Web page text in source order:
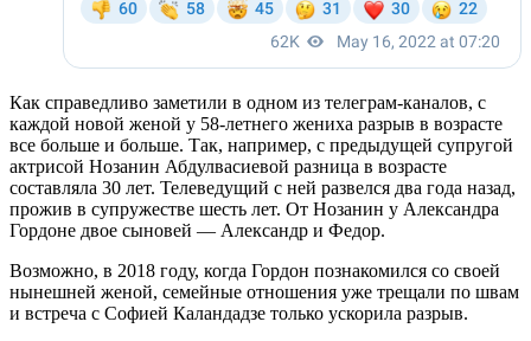
Как справедливо заметили в одном из телеграм-каналов, с
каждой новой женой у 58-летнего жениха разрыв в возрасте
все больше и больше. Так, например, с предыдущей супругой
актрисой Нозанин Абдулвасиевой разница в возрасте
составляла 30 лет. Телеведущий с ней развелся два года назад,
прожив в супружестве шесть лет. От Нозанин у Александра
Гордоне двое сыновей — Александр и Федор.
Возможно, в 2018 году, когда Гордон познакомился со своей
нынешней женой, семейные отношения уже трещали по швам
и встреча с Софией Каландадзе только ускорила разрыв.